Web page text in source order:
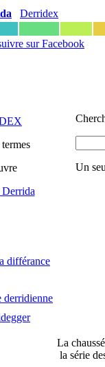
Derridex
sur Facebook
Derrida
Un
différance
derridienne
La
la série